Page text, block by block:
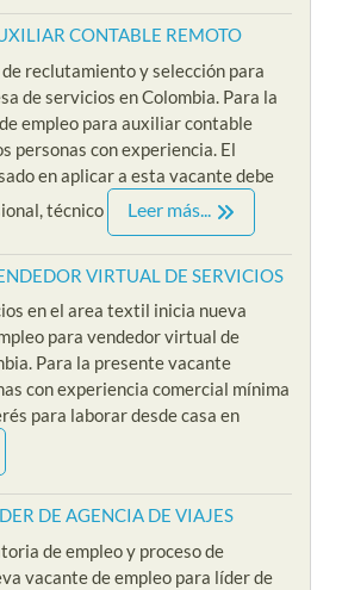
CONTABLE REMOTO
reclutamiento y selección para
de servicios en Colombia. Para la
empleo para auxiliar contable
personas con experiencia. El
en aplicar a esta vacante debe
técnico
Leer más...
VIRTUAL DE SERVICIOS
en el area textil inicia nueva
para vendedor virtual de
Para la presente vacante
con experiencia comercial mínima
para laborar desde casa en
DE AGENCIA DE VIAJES
de empleo y proceso de
vacante de empleo para líder de